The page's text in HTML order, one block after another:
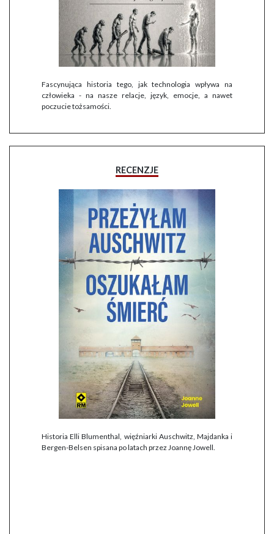
Fascynująca historia tego, jak technologia wpływa na
człowieka - na nasze relacje, język, emocje, a nawet
poczucie tożsamości.
RECENZJE
Historia Elli Blumenthal, więźniarki Auschwitz, Majdanka i
Bergen-Belsen spisana po latach przez Joannę Jowell.